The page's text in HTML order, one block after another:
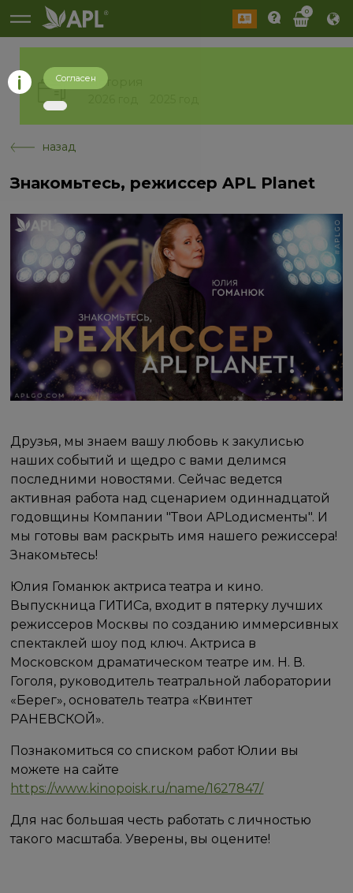
0
История
назад
Знакомьтесь, режиссер APL Planet
Друзья, мы знаем вашу любовь к закулисью
наших событий и щедро с вами делимся
последними новостями. Сейчас ведется
активная работа над сценарием одиннадцатой
годовщины Компании "Твои APLодисменты". И
мы готовы вам раскрыть имя нашего режиссера!
Знакомьтесь!
Юлия Гоманюк актриса театра и кино.
Выпускница ГИТИСа, входит в пятерку лучших
режиссеров Москвы по созданию иммерсивных
спектаклей шоу под ключ. Актриса в
Московском драматическом театре им. Н. В.
Гоголя, руководитель театральной лаборатории
«Берег», основатель театра «Квинтет
РАНЕВСКОЙ».
Познакомиться со списком работ Юлии вы
можете на сайте
https://www.kinopoisk.ru/name/1627847/
Для нас большая честь работать с личностью
такого масштаба. Уверены, вы оцените!
Согласен